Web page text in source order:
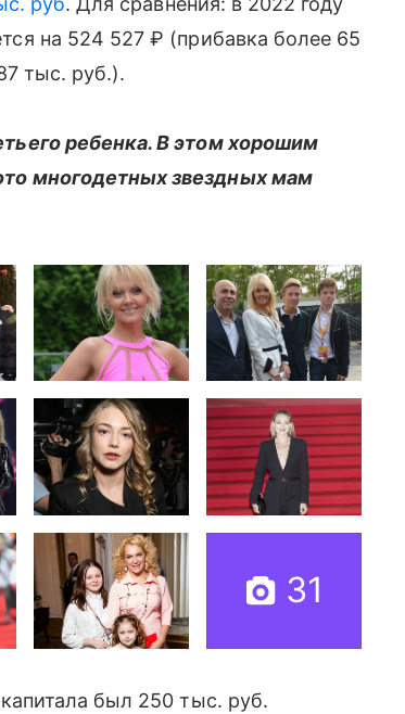
на 524 527 ₽ (прибавка более 65
тыс. руб.).
ребенка. В этом хорошим
многодетных звездных мам
31
был 250 тыс. руб.